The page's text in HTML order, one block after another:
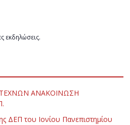
εκδηλώσεις.
ΑΝΑΚΟΙΝΩΣΗ
ΔΕΠ του Ιονίου Πανεπιστημίου